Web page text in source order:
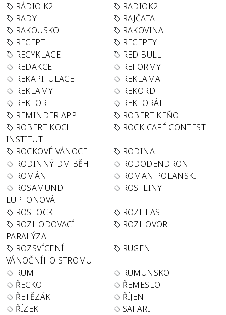
RÁDIO K2
RADIOK2
RADY
RAJČATA
RAKOUSKO
RAKOVINA
RECEPT
RECEPTY
RECYKLACE
RED BULL
REDAKCE
REFORMY
REKAPITULACE
REKLAMA
REKLAMY
REKORD
REKTOR
REKTORÁT
REMINDER APP
ROBERT KEŇO
ROBERT-KOCH
INSTITUT
ROCK CAFÉ CONTEST
ROCKOVÉ VÁNOCE
RODINA
RODINNÝ DM BĚH
RODODENDRON
ROMÁN
ROMAN POLANSKI
ROSAMUND
LUPTONOVÁ
ROSTLINY
ROSTOCK
ROZHLAS
ROZHODOVACÍ
PARALÝZA
ROZHOVOR
ROZSVÍCENÍ
VÁNOČNÍHO STROMU
RÜGEN
RUM
RUMUNSKO
ŘECKO
ŘEMESLO
ŘETĚZÁK
ŘÍJEN
ŘÍZEK
SAFARI